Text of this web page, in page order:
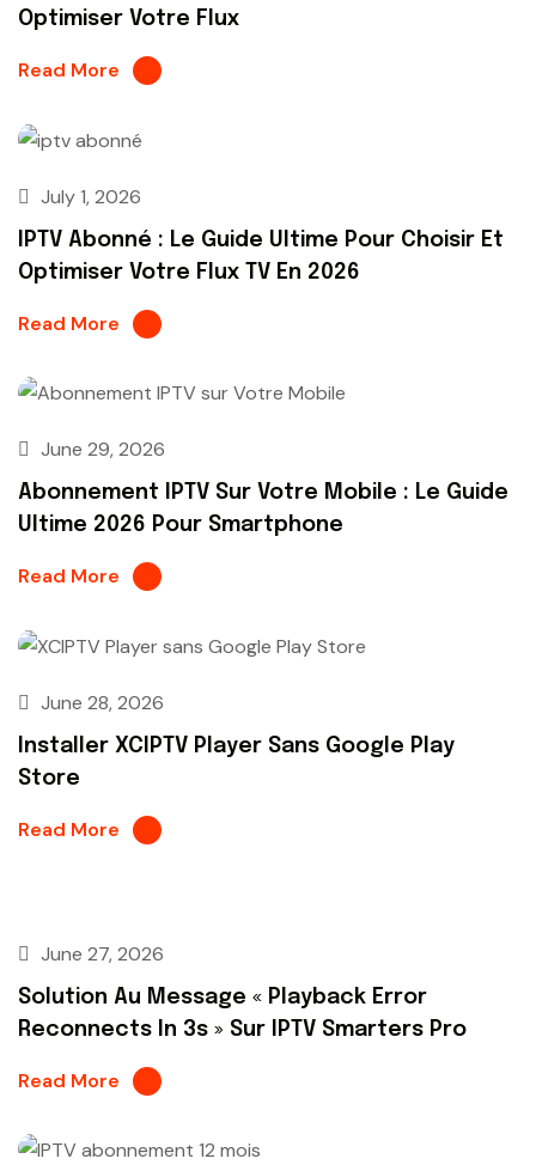
Optimiser Votre Flux
Read More
July 1, 2026
IPTV Abonné : Le Guide Ultime Pour Choisir Et
Optimiser Votre Flux TV En 2026
Read More
June 29, 2026
Abonnement IPTV Sur Votre Mobile : Le Guide
Ultime 2026 Pour Smartphone
Read More
June 28, 2026
Installer XCIPTV Player Sans Google Play
Store
Read More
June 27, 2026
Solution Au Message « Playback Error
Reconnects In 3s » Sur IPTV Smarters Pro
Read More